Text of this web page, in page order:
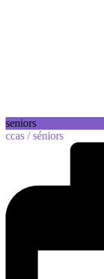
seniors
ccas /séniors